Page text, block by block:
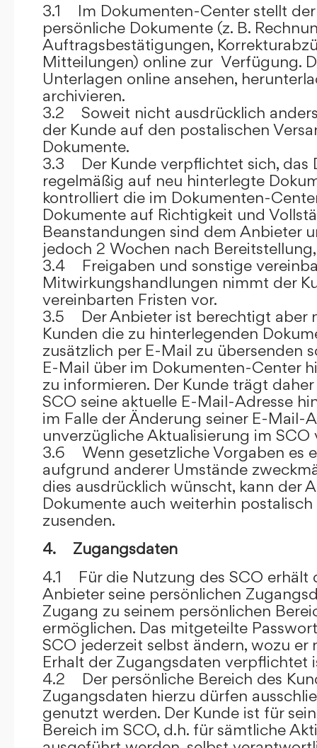
3.1 Im Dokumenten-Center stellt
persönliche Dokumente (z. B.
Auftragsbestätigungen,
Mitteilungen) online zur Verfügung.
Unterlagen online ansehen,
archivieren.
3.2 Soweit nicht ausdrücklich
der Kunde auf den postalischen
Dokumente.
3.3 Der Kunde verpflichtet sich, das
regelmäßig auf neu hinterlegte
kontrolliert die im Dokumenten-
Dokumente auf Richtigkeit und
Beanstandungen sind dem Anbieter
jedoch 2 Wochen nach
3.4 Freigaben und sonstige
Mitwirkungshandlungen nimmt der
vereinbarten Fristen vor.
3.5 Der Anbieter ist berechtigt aber
Kunden die zu hinterlegenden
zusätzlich per E-Mail zu übersenden
E-Mail über im Dokumenten-Center
zu informieren. Der Kunde trägt
SCO seine aktuelle E-Mail-Adresse
im Falle der Änderung seiner E-Mail-
unverzügliche Aktualisierung im SCO
3.6 Wenn gesetzliche Vorgaben es
aufgrund anderer Umstände
dies ausdrücklich wünscht, kann der
Dokumente auch weiterhin
zusenden.
4. Zugangsdaten
4.1 Für die Nutzung des SCO erhält
Anbieter seine persönlichen
Zugang zu seinem persönlichen
ermöglichen. Das mitgeteilte
SCO jederzeit selbst ändern, wozu er
Erhalt der Zugangsdaten verpflichtet
4.2 Der persönliche Bereich des
Zugangsdaten hierzu dürfen
genutzt werden. Der Kunde ist für
Bereich im SCO, d.h. für sämtliche